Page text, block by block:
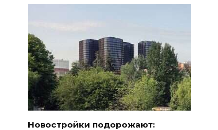
Новостройки подорожают: